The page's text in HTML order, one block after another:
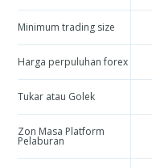
Minimum trading size
Harga perpuluhan forex
Tukar atau Golek
Zon Masa Platform
Pelaburan